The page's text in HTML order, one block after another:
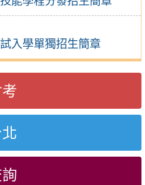
入學單獨招生簡章